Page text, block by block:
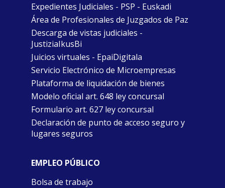
Expedientes Judiciales - PSP - Euskadi
Área de Profesionales de Juzgados de Paz
Descarga de vistas judiciales -
JustiziaIkusBi
Juicios virtuales - EpaiDigitala
Servicio Electrónico de Microempresas
Plataforma de liquidación de bienes
Modelo oficial art. 648 ley concursal
Formulario art. 627 ley concursal
Declaración de punto de acceso seguro y
lugares seguros
EMPLEO PÚBLICO
Bolsa de trabajo